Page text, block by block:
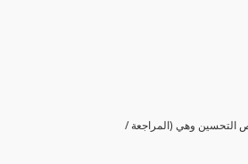
التحسين وهي (المراجعة /